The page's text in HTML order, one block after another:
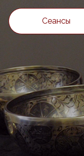
Сеансы